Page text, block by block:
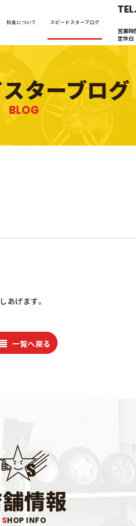
TEL.
営業時
定休日
料金について スピードスターブログ
ターブログ
BLOG
あげます。
一覧へ戻る
情報
SHOP INFO